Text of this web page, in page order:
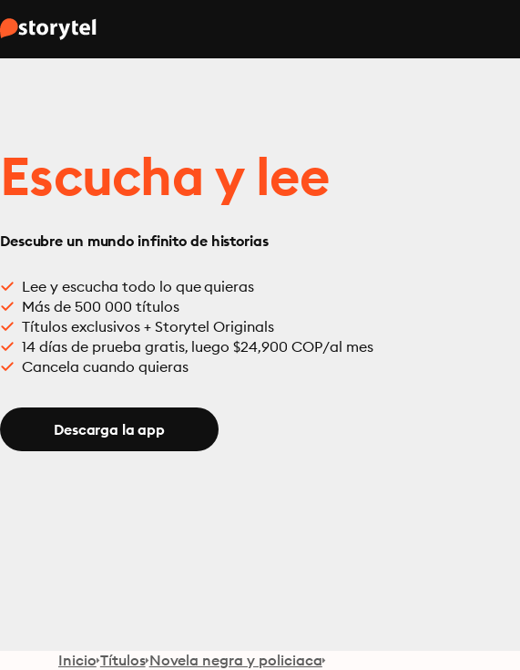
Escucha y lee
Descubre un mundo infinito de historias
Lee y escucha todo lo que quieras
Más de 500 000 títulos
Títulos exclusivos + Storytel Originals
14 días de prueba gratis, luego $24,900 COP/al mes
Cancela cuando quieras
Descarga la app
Inicio Títulos Novela negra y policiaca